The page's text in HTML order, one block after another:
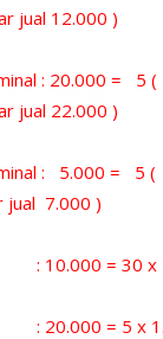
jual 12.000 )
: 20.000 = 5
jual 22.000 )
: 5.000 =
jual 7.000 )
= 30 x
= 5 x